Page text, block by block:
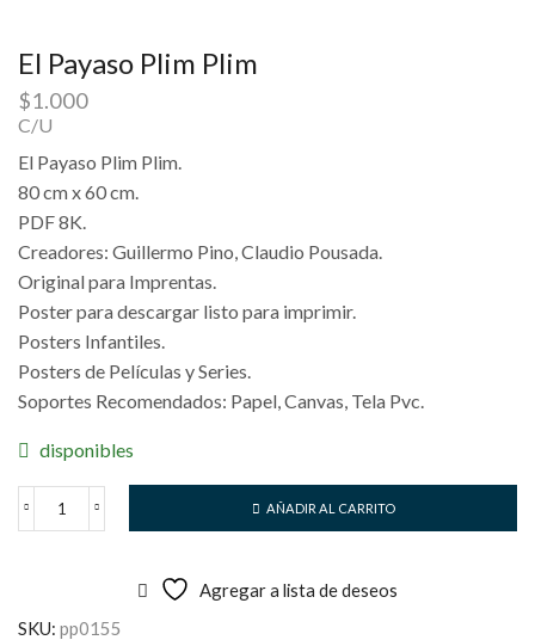
El Payaso Plim Plim
$1.000
C/U
El Payaso Plim Plim.
80 cm x 60 cm.
PDF 8K.
Creadores: Guillermo Pino, Claudio Pousada.
Original para Imprentas.
Poster para descargar listo para imprimir.
Posters Infantiles.
Posters de Películas y Series.
Soportes Recomendados: Papel, Canvas, Tela Pvc.
disponibles
El
AÑADIR AL CARRITO
Agregar a lista de deseos
SKU: pp0155